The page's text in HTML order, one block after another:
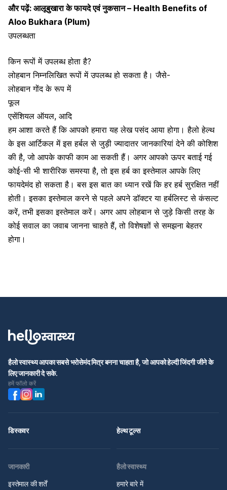
और पढ़ें: आलूबुखारा के फायदे एवं नुकसान – Health Benefits of
Aloo Bukhara (Plum)
उपलब्धता
किन रूपों में उपलब्ध होता है?
लोहबान निम्नलिखित रूपों में उपलब्ध हो सकता है। जैसे-
लोहबान गोंद के रूप में
फूल
एसेंशियल ऑयल, आदि
हम आशा करते हैं कि आपको हमारा यह लेख पसंद आया होगा। हैलो हेल्थ
के इस आर्टिकल में इस हर्बल से जुड़ी ज्यादातर जानकारियां देने की कोशिश
की है, जो आपके काफी काम आ सकती हैं। अगर आपको ऊपर बताई गई
कोई-सी भी शारीरिक समस्या है, तो इस हर्ब का इस्तेमाल आपके लिए
फायदेमंद हो सकता है। बस इस बात का ध्यान रखें कि हर हर्ब सुरक्षित नहीं
होती। इसका इस्तेमाल करने से पहले अपने डॉक्टर या हर्बलिस्ट से कंसल्ट
करें, तभी इसका इस्तेमाल करें। अगर आप लोहबान से जुड़े किसी तरह के
कोई सवाल का जवाब जानना चाहते हैं, तो विशेषज्ञों से समझना बेहतर
होगा।
हैलो स्वास्थ्य आपका सबसे भरोसेमंद मित्र बनना चाहता है, जो आपको हेल्दी जिंदगी जीने के
लिए जानकारी दे सके.
हमें फॉलो करें
डिस्कवर हेल्थ टूल्स
जानकारी
इस्तेमाल की शर्तें
हैलो स्वास्थ्य
हमारे बारे में